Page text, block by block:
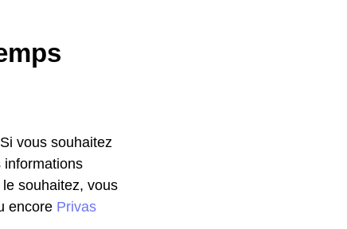
vous souhaitez
informations
souhaitez, vous
encore Privas